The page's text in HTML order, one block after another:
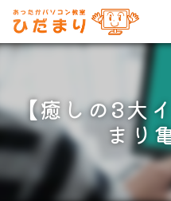
【癒しの3大
まり